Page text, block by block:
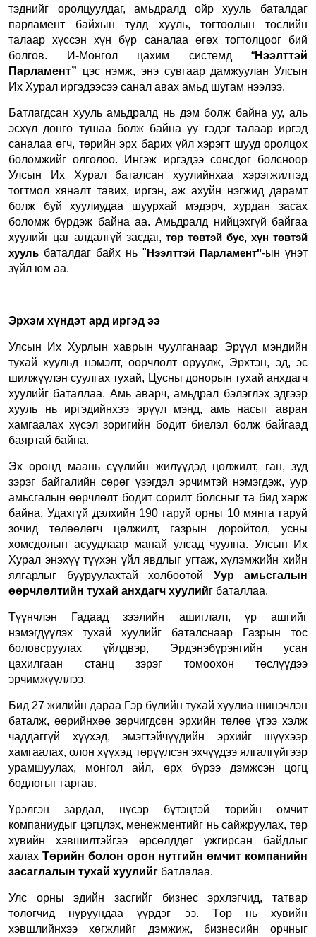
тэднийг оролцуулдаг, амьдралд ойр хууль баталдаг
парламент байхын тулд хууль, тогтоолын төслийн
талаар хүссэн хүн бүр саналаа өгөх тогтолцоог бий
болгов. И-Монгол цахим системд “Нээлттэй
Парламент” цэс нэмж, энэ сувгаар дамжуулан Улсын
Их Хурал иргэдээсээ санал авах амьд шугам нээлээ.
Батлагдсан хууль амьдралд нь дэм болж байна уу, аль
эсхүл дөнгө тушаа болж байна уу гэдэг талаар иргэд
саналаа өгч, төрийн эрх барих үйл хэрэгт шууд оролцох
боломжийг олголоо. Ингэж иргэдээ сонсдог болсноор
Улсын Их Хурал баталсан хуулийнхаа хэрэгжилтэд
тогтмол хяналт тавих, иргэн, аж ахуйн нэгжид дарамт
болж буй хуулиудаа шуурхай мэдэрч, хурдан засах
боломж бүрдэж байна аа. Амьдралд нийцэхгүй байгаа
хуулийг цаг алдалгүй засдаг, төр төвтэй бус, хүн төвтэй
хууль баталдаг байх нь " Нээлттэй Парламент"-ын үнэт
зүйл юм аа.
Эрхэм хүндэт ард иргэд ээ
Улсын Их Хурлын хаврын чуулганаар Эрүүл мэндийн
тухай хуульд нэмэлт, өөрчлөлт оруулж, Эрхтэн, эд, эс
шилжүүлэн суулгах тухай, Цусны донорын тухай анхдагч
хуулийг баталлаа. Амь аварч, амьдрал бэлэглэх эдгээр
хууль нь иргэдийнхээ эрүүл мэнд, амь насыг авран
хамгаалах хүсэл зоригийн бодит биелэл болж байгаад
баяртай байна.
Эх оронд маань сүүлийн жилүүдэд цөлжилт, ган, зуд
зэрэг байгалийн сөрөг үзэгдэл эрчимтэй нэмэгдэж, уур
амьсгалын өөрчлөлт бодит сорилт болсныг та бид харж
байна. Удахгүй дэлхийн 190 гаруй орны 10 мянга гаруй
зочид төлөөлөгч цөлжилт, газрын доройтол, усны
хомсдолын асуудлаар манай улсад чуулна. Улсын Их
Хурал энэхүү түүхэн үйл явдлыг угтаж, хүлэмжийн хийн
ялгарлыг бууруулахтай холбоотой Уур амьсгалын
өөрчлөлтийн тухай анхдагч хуулийг баталлаа.
Түүнчлэн Гадаад зээлийн ашиглалт, үр ашгийг
нэмэгдүүлэх тухай хуулийг баталснаар Газрын тос
боловсруулах үйлдвэр, Эрдэнэбүрэнгийн усан
цахилгаан станц зэрэг томоохон төслүүдээ
эрчимжүүллээ.
Бид 27 жилийн дараа Гэр бүлийн тухай хуулиа шинэчлэн
баталж, өөрийнхөө зөрчигдсөн эрхийн төлөө үгээ хэлж
чаддаггүй хүүхэд, эмэгтэйчүүдийн эрхийг шүүхээр
хамгаалах, олон хүүхэд төрүүлсэн эхчүүдээ ялгалгүйгээр
урамшуулах, монгол айл, өрх бүрээ дэмжсэн цогц
бодлогыг гаргав.
Үрэлгэн зардал, нүсэр бүтэцтэй төрийн өмчит
компаниудыг цэгцлэх, менежментийг нь сайжруулах, төр
хувийн хэвшилтэйгээ өрсөлддөг ужгирсан байдлыг
халах Төрийн болон орон нутгийн өмчит компанийн
засаглалын тухай хуулийг батлалаа.
Улс орны эдийн засгийг бизнес эрхлэгчид, татвар
төлөгчид нуруундаа үүрдэг ээ. Төр нь хувийн
хэвшлийнхээ хөгжлийг дэмжиж, бизнесийн орчныг